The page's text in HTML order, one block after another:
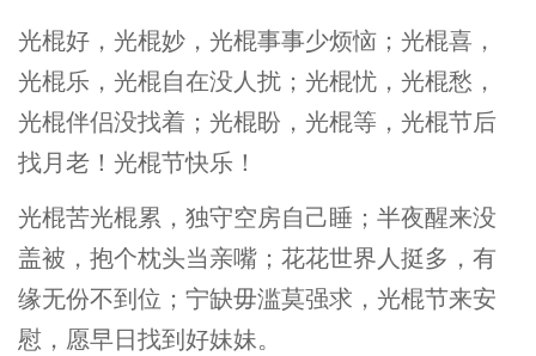
光棍好，光棍妙，光棍事事少烦恼；光棍喜，
光棍乐，光棍自在没人扰；光棍忧，光棍愁，
光棍伴侣没找着；光棍盼，光棍等，光棍节后
找月老！光棍节快乐！
光棍苦光棍累，独守空房自己睡；半夜醒来没
盖被，抱个枕头当亲嘴；花花世界人挺多，有
缘无份不到位；宁缺毋滥莫强求，光棍节来安
慰，愿早日找到好妹妹。